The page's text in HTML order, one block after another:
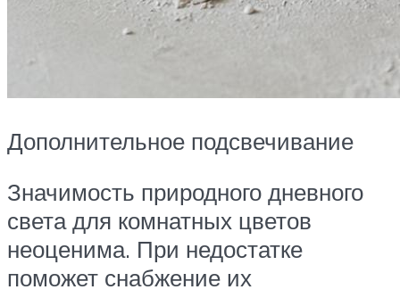
Дополнительное подсвечивание
Значимость природного дневного
света для комнатных цветов
неоценима. При недостатке
поможет снабжение их